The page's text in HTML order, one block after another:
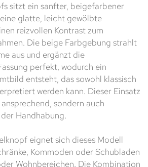
sitzt ein sanfter, beigefarbener
glatte, leicht gewölbte
reizvollen Kontrast zum
Die beige Farbgebung strahlt
aus und ergänzt die
perfekt, wodurch ein
entsteht, das sowohl klassisch
werden kann. Dieser Einsatz
sondern auch
Handhabung.
eignet sich dieses Modell
Kommoden oder Schubladen
Wohnbereichen. Die Kombination